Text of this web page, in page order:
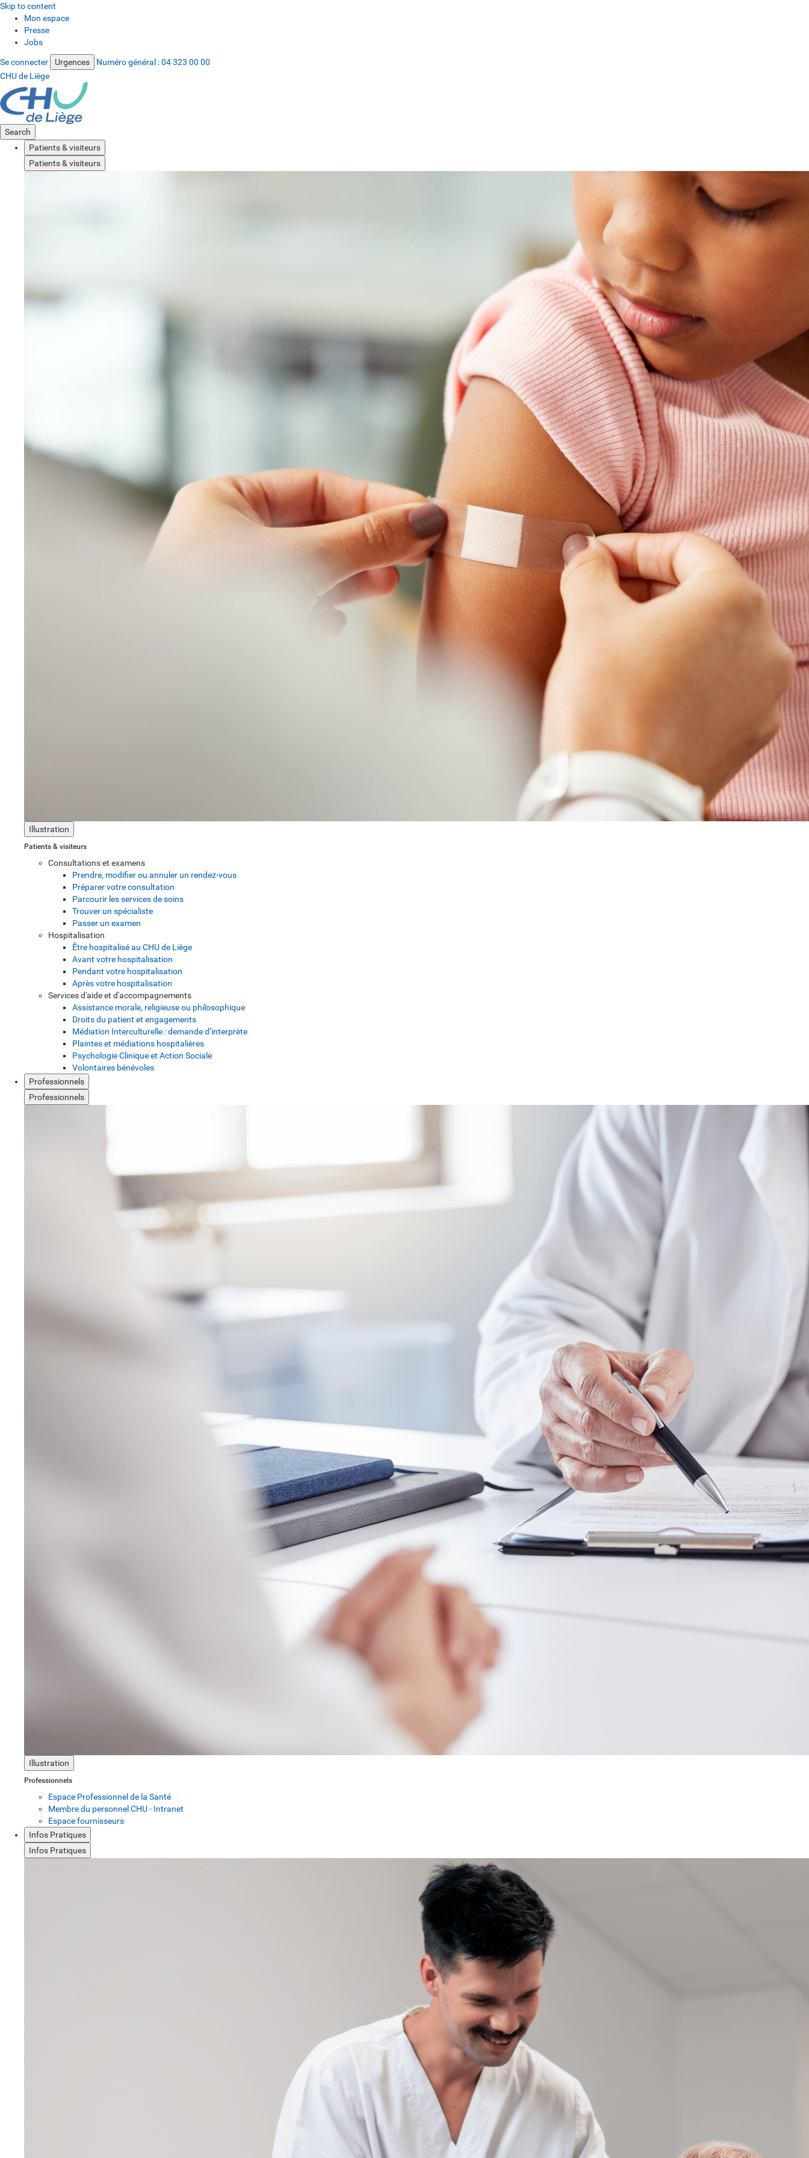
Skip to content
Mon espace
Presse
Jobs
Se connecter Urgences Numéro général :04 323 00 00
CHU de Liège
Search
Patients & visiteurs
Patients & visiteurs
Illustration
Patients & visiteurs
Consultations et examens
Prendre, modifier ou annuler un rendez-vous
Préparer votre consultation
Parcourir les services de soins
Trouver un spécialiste
Passer un examen
Hospitalisation
Être hospitalisé au CHU de Liège
Avant votre hospitalisation
Pendant votre hospitalisation
Après votre hospitalisation
Services d'aide et d'accompagnements
Assistance morale, religieuse ou philosophique
Droits du patient et engagements
Médiation Interculturelle : demande d’interprète
Plaintes et médiations hospitalières
Psychologie Clinique et Action Sociale
Volontaires bénévoles
Professionnels
Professionnels
Illustration
Professionnels
Espace Professionnel de la Santé
Membre du personnel CHU - Intranet
Espace fournisseurs
Infos Pratiques
Infos Pratiques